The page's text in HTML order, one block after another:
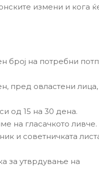
измени и кога
број на потребни
пред овластени
од 15 на 30 дена.
на гласачкото ливче.
и советничката
за утврдување на